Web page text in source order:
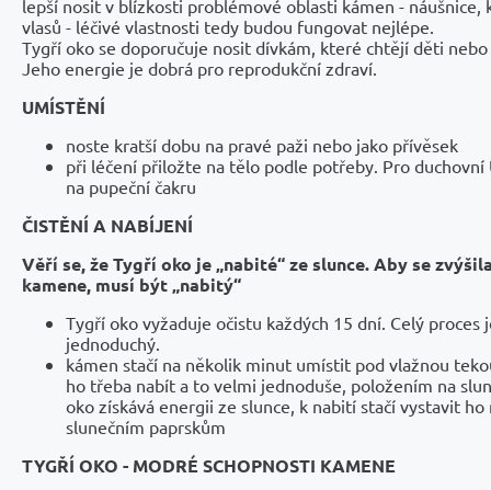
lepší nosit v blízkosti problémové oblasti kámen - náušnice,
vlasů - léčivé vlastnosti tedy budou fungovat nejlépe.
Tygří oko se doporučuje nosit dívkám, které chtějí děti
Jeho energie je dobrá pro reprodukční zdraví.
UMÍSTĚNÍ
noste kratší dobu na pravé paži nebo jako přívěsek
při léčení přiložte na tělo podle potřeby. Pro duchovní
na pupeční čakru
ČISTĚNÍ A NABÍJENÍ
Věří se, že Tygří oko je „nabité“ ze slunce. Aby se
kamene, musí být „nabitý“
Tygří oko vyžaduje očistu každých 15 dní. Celý proces
jednoduchý.
kámen stačí na několik minut umístit pod vlažnou
ho třeba nabít a to velmi jednoduše, položením na
oko získává energii ze slunce, k nabití stačí vystavit ho
slunečním paprskům
TYGŘÍ OKO - MODRÉ SCHOPNOSTI KAMENE